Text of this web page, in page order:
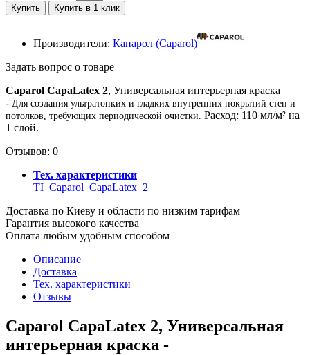
Купить Купить в 1 клик
Производители: Капарол (Caparol)
Задать вопрос о товаре
Caparol CapaLatex 2, Универсальная интерьерная краска
- Для создания ультратонких и гладких внутренних покрытий стен и
потолков, требующих периодической очистки. Расход: 110 мл/м² на
1 слой.
Отзывов: 0
Тех. характеристики
TI_Caparol_CapaLatex_2
Доставка по Киеву и области по низким тарифам
Гарантия высокого качества
Оплата любым удобным способом
Описание
Доставка
Тех. характеристики
Отзывы
Caparol CapaLatex 2, Универсальная
интерьерная краска -